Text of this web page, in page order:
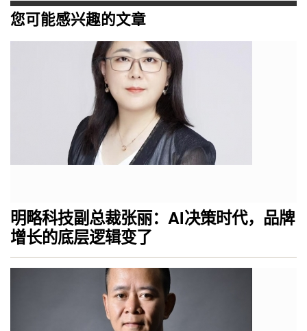
您可能感兴趣的文章
明略科技副总裁张丽：AI决策时代，品牌
增长的底层逻辑变了